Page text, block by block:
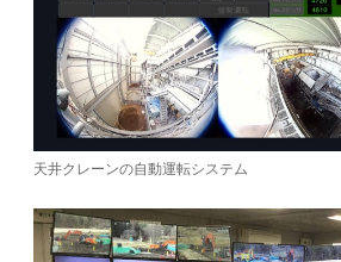
天井クレーンの自動運転システム